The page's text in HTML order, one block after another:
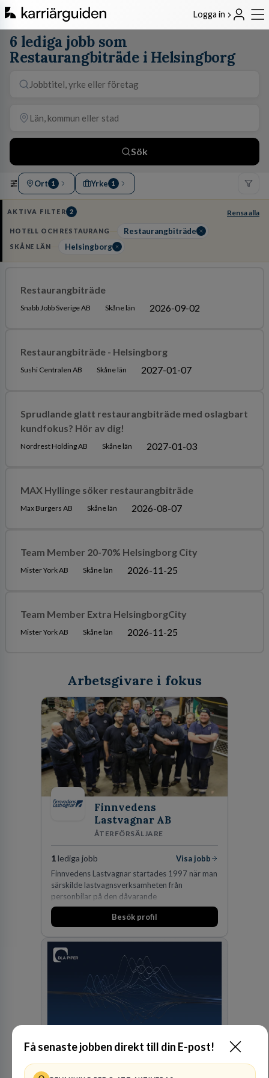
Logga in
Få senaste jobben direkt till din E-post!
6 lediga jobb som
Restaurangbiträde i Helsingborg
Sök
Ort 1 Yrke 1
AKTIVA FILTER 2 Rensa alla
HOTELL OCH RESTAURANG Restaurangbiträde
SKÅNE LÄN Helsingborg
Restaurangbiträde
Snabb Jobb Sverige AB Skåne län 2026-09-02
Restaurangbiträde - Helsingborg
Sushi Centralen AB Skåne län 2027-01-07
Sprudlande glatt restaurangbiträde med oslagbart
kundfokus? Hör av dig!
Nordrest Holding AB Skåne län 2027-01-03
MAX Hyllinge söker restaurangbiträde
Max Burgers AB Skåne län 2026-08-07
Team Member 20-70% Helsingborg City
Mister York AB Skåne län 2026-11-25
Team Member Extra HelsingborgCity
Mister York AB Skåne län 2026-11-25
Arbetsgivare i fokus
Finnvedens
Lastvagnar AB
ÅTERFÖRSÄLJARE
1lediga jobb
Visa jobb
Finnvedens Lastvagnar startades 1997 när man
särskilde lastvagnsverksamheten från
personbilar på den dåvarande
huvudanläggningen i Värnamo. Sedan dess har
man expanderat kraftigt genom ett antal
den största privata återförsäljaren av Volvo
Lastvagnar och finns representerade på 20
orter i södra Sverige.
Besök profil
Advokatfirma DLA
Piper Sweden KB